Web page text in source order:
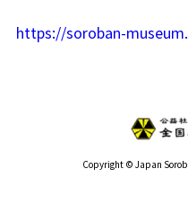
https://soroban-
Copyright © Japan